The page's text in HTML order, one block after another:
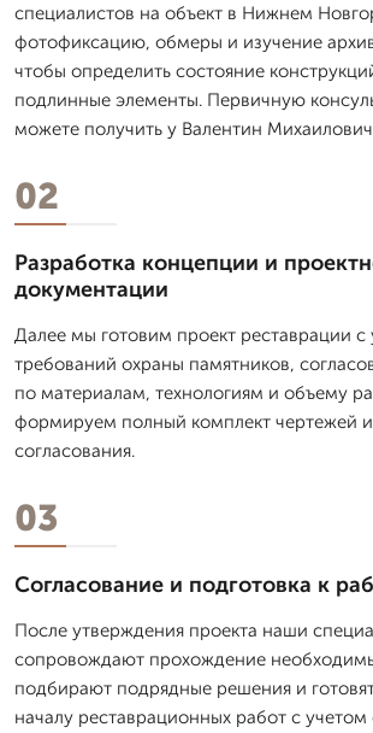
специалистов на объект в Нижнем
фотофиксацию, обмеры и изучение
чтобы определить состояние
подлинные элементы. Первичную
можете получить у Валентин
02
Разработка концепции и
документации
Далее мы готовим проект реставрации с
требований охраны памятников,
по материалам, технологиям и объему
формируем полный комплект чертежей
согласования.
03
Согласование и подготовка к
После утверждения проекта наши
сопровождают прохождение
подбирают подрядные решения и
началу реставрационных работ с